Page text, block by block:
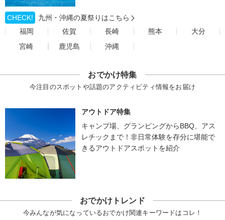
CHECK!
九州・沖縄の夏祭りはこちら
福岡
佐賀 長崎 熊本
大分
宮崎
鹿児島 沖縄
おでかけ特集
今注目のスポットや話題のアクティビティ情報をお届け
アウトドア特集
キャンプ場、グランピングからBBQ、アス
レチックまで！非日常体験を存分に堪能で
きるアウトドアスポットを紹介
おでかけトレンド
今みんなが気になっているおでかけ関連キーワードはコレ！